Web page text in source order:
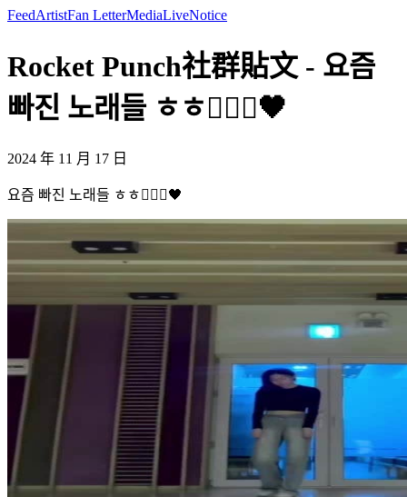
FeedArtistFan LetterMediaLiveNotice
Rocket Punch社群貼文 - 요즘
빠진 노래들 ㅎㅎ🤸🏻‍♀️🖤
2024 年 11 月 17 日
요즘 빠진 노래들 ㅎㅎ🤸🏻‍♀️🖤